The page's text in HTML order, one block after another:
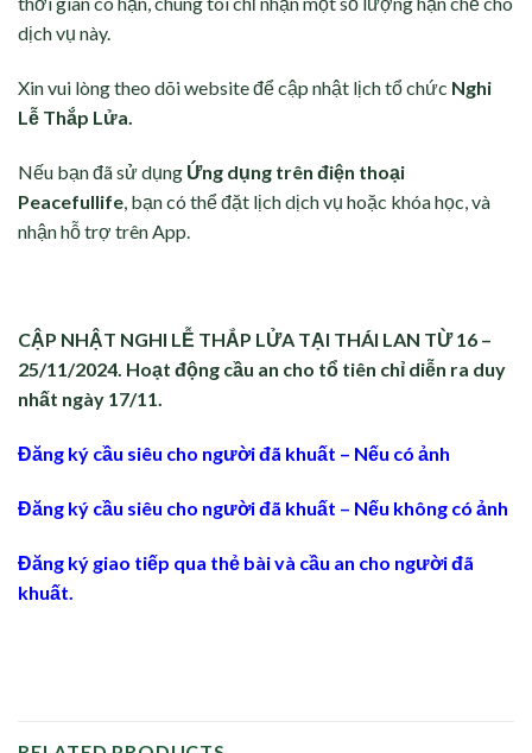
dịch vụ này.
Xin vui lòng theo dõi website để cập nhật lịch tổ chức Nghi
Lễ Thắp Lửa.
Nếu bạn đã sử dụng Ứng dụng trên điện thoại
Peacefullife , bạn có thể đặt lịch dịch vụ hoặc khóa học, và
nhận hỗ trợ trên App.
CẬP NHẬT NGHI LỄ THẮP LỬA TẠI THÁI LAN TỪ 16 –
25/11/2024. Hoạt động cầu an cho tổ tiên chỉ diễn ra duy
nhất ngày 17/11.
Đăng ký cầu siêu cho người đã khuất – Nếu có ảnh
Đăng ký cầu siêu cho người đã khuất – Nếu không có ảnh
Đăng ký giao tiếp qua thẻ bài và cầu an cho người đã
khuất.